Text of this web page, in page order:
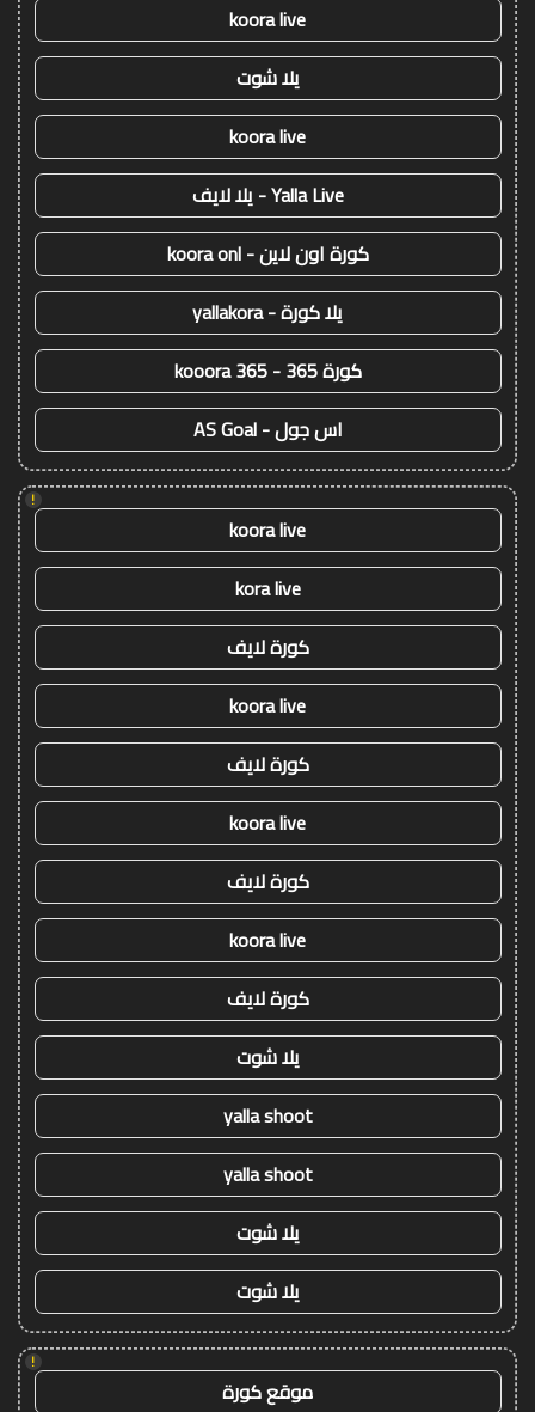
koora live
يلا شوت
koora live
Yalla Live - يلا لايف
كورة اون لاين - koora onl
يلا كورة - yallakora
كورة 365 - kooora 365
اس جول - AS Goal
!
koora live
kora live
كورة لايف
koora live
كورة لايف
koora live
كورة لايف
koora live
كورة لايف
يلا شوت
yalla shoot
yalla shoot
يلا شوت
يلا شوت
!
موقع كورة